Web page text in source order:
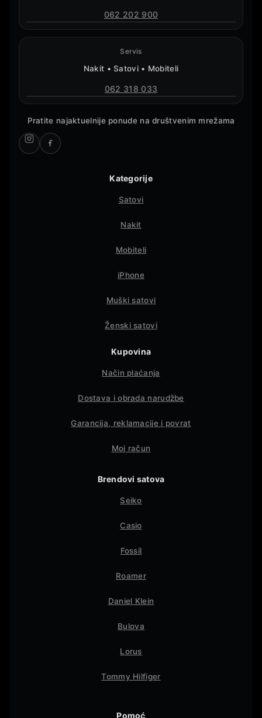
062 202 900
Servis
Nakit • Satovi • Mobiteli
062 318 033
Pratite najaktuelnije ponude na društvenim mrežama
Kategorije
Satovi
Nakit
Mobiteli
iPhone
Muški satovi
Ženski satovi
Kupovina
Način plaćanja
Dostava i obrada narudžbe
Garancija, reklamacije i povrat
Moj račun
Brendovi satova
Seiko
Casio
Fossil
Roamer
Daniel Klein
Bulova
Lorus
Tommy Hilfiger
Pomoć